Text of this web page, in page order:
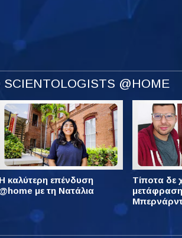
@HOME
Η καλύτερη επένδυση
@home με τη Νατάλια
Τίποτα δε